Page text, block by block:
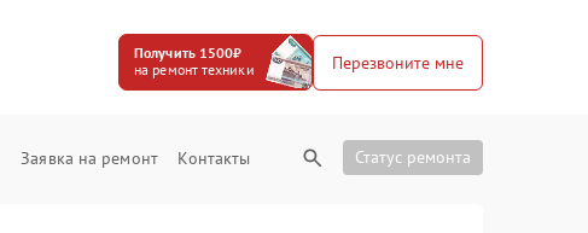
Получить 1500₽
на ремонт техники
Перезвоните мне
Заявка на ремонт Контакты Статус ремонта